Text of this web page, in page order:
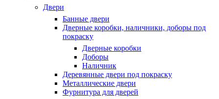
Двери
Банные двери
Дверные коробки, наличники, доборы под
покраску
Дверные коробки
Доборы
Наличник
Деревянные двери под покраску
Металлические двери
Фурнитура для дверей